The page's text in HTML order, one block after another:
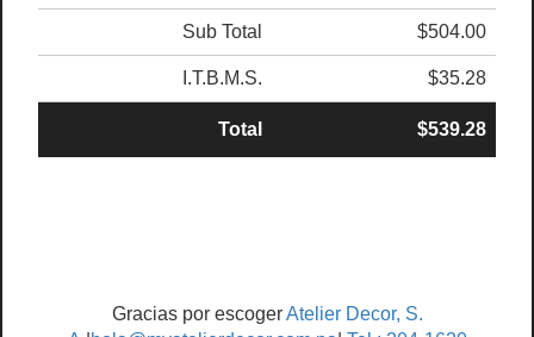
Sub Total $504.00
I.T.B.M.S. $35.28
Total $539.28
Gracias por escogerAtelier Decor, S.